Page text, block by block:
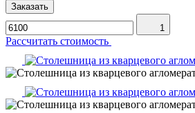
Заказать
1
Рассчитать стоимость